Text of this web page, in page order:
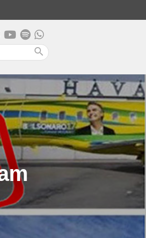
search